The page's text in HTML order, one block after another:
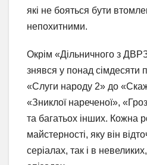
які не бояться бути
непохитними.
Окрім «Дільничного з
знявся у понад сімдесяти
«Слуги народу 2» до
«Зниклої нареченої»,
та багатьох інших. Кожна
майстерності, яку він
серіалах, так і в